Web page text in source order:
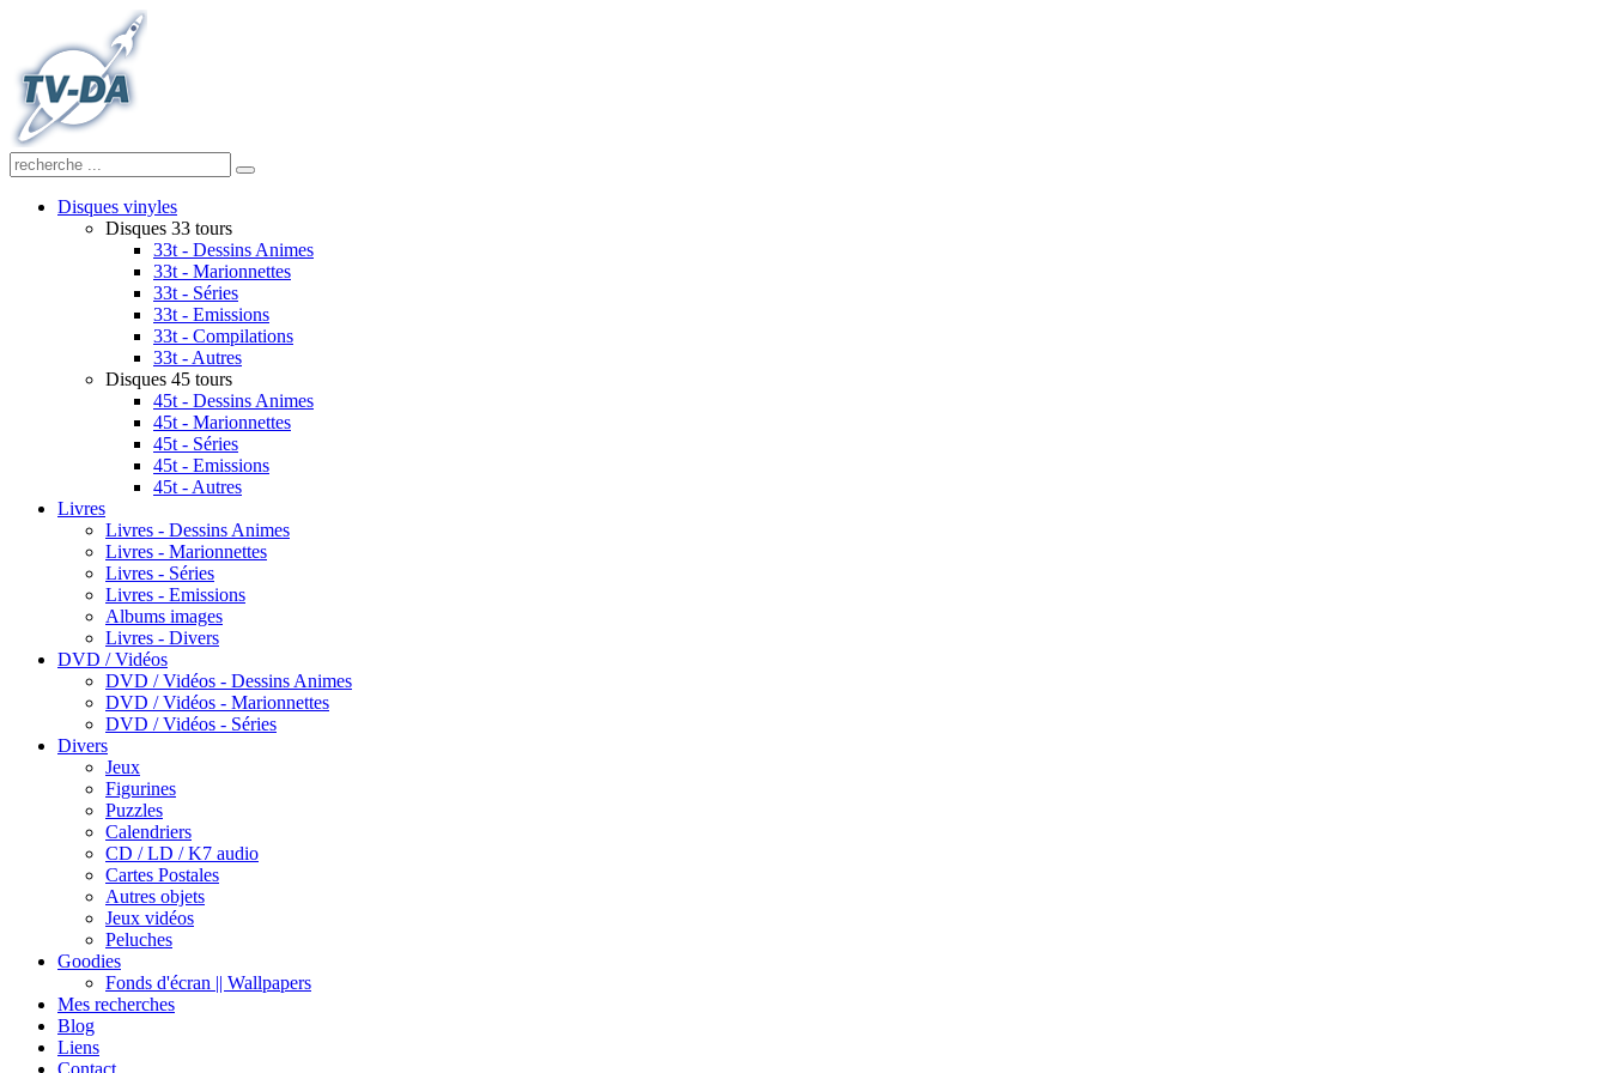
Disques vinyles
Disques 33 tours
33t - Dessins Animes
33t - Marionnettes
33t - Séries
33t - Emissions
33t - Compilations
33t - Autres
Disques 45 tours
45t - Dessins Animes
45t - Marionnettes
45t - Séries
45t - Emissions
45t - Autres
Livres
Livres - Dessins Animes
Livres - Marionnettes
Livres - Séries
Livres - Emissions
Albums images
Livres - Divers
DVD / Vidéos
DVD / Vidéos - Dessins Animes
DVD / Vidéos - Marionnettes
DVD / Vidéos - Séries
Divers
Jeux
Figurines
Puzzles
Calendriers
CD / LD / K7 audio
Cartes Postales
Autres objets
Jeux vidéos
Peluches
Goodies
Fonds d'écran || Wallpapers
Mes recherches
Blog
Liens
Contact